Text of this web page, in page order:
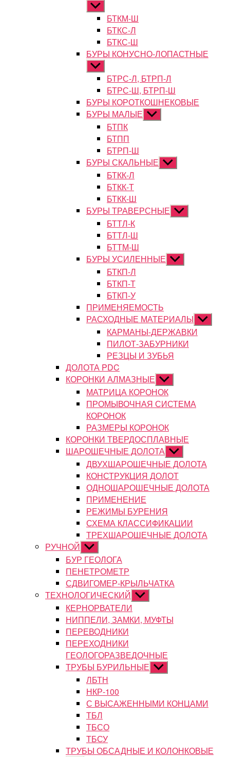
Показывать
подменюБТКМ-Ш
БТКС-Л
БТКС-Ш
БУРЫ КОНУСНО-ЛОПАСТНЫЕ
Показывать
подменюБТРС-Л, БТРП-Л
БТРС-Ш, БТРП-Ш
БУРЫ КОРОТКОШНЕКОВЫЕ
БУРЫ МАЛЫЕ Показывать
подменю
БТПК
БТПП
БТРП-Ш
БУРЫ СКАЛЬНЫЕ Показывать
подменю
БТКК-Л
БТКК-Т
БТКК-Ш
БУРЫ ТРАВЕРСНЫЕ Показывать
подменю
БТТЛ-К
БТТЛ-Ш
БТТМ-Ш
БУРЫ УСИЛЕННЫЕ Показывать
подменю
БТКП-Л
БТКП-Т
БТКП-У
ПРИМЕНЯЕМОСТЬ
РАСХОДНЫЕ МАТЕРИАЛЫ
подменю
КАРМАНЫ-ДЕРЖАВКИ
ПИЛОТ-ЗАБУРНИКИ
РЕЗЦЫ И ЗУБЬЯ
ДОЛОТА PDC
КОРОНКИ АЛМАЗНЫЕ Показывать
подменю
МАТРИЦА КОРОНОК
ПРОМЫВОЧНАЯ СИСТЕМА
КОРОНОК
РАЗМЕРЫ КОРОНОК
КОРОНКИ ТВЕРДОСПЛАВНЫЕ
ШАРОШЕЧНЫЕ ДОЛОТА Показывать
подменю
ДВУХШАРОШЕЧНЫЕ ДОЛОТА
КОНСТРУКЦИЯ ДОЛОТ
ОДНОШАРОШЕЧНЫЕ ДОЛОТА
ПРИМЕНЕНИЕ
РЕЖИМЫ БУРЕНИЯ
СХЕМА КЛАССИФИКАЦИИ
ТРЕХШАРОШЕЧНЫЕ ДОЛОТА
РУЧНОЙ Показывать
подменю
БУР ГЕОЛОГА
ПЕНЕТРОМЕТР
СДВИГОМЕР-КРЫЛЬЧАТКА
ТЕХНОЛОГИЧЕСКИЙ Показывать
подменю
КЕРНОРВАТЕЛИ
НИППЕЛИ, ЗАМКИ, МУФТЫ
ПЕРЕВОДНИКИ
ПЕРЕХОДНИКИ
ГЕОЛОГОРАЗВЕДОЧНЫЕ
ТРУБЫ БУРИЛЬНЫЕ Показывать
подменю
ЛБТН
НКР-100
С ВЫСАЖЕННЫМИ КОНЦАМИ
ТБЛ
ТБСО
ТБСУ
ТРУБЫ ОБСАДНЫЕ И КОЛОНКОВЫЕ